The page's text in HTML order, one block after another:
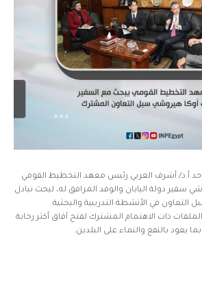
أ.د/ أشرف العربي رئيس معهد التخطيط القومي
سفير دولة اليابان والوفد المرافق له، لبحث تبادل
التعاون في الأنشطة التدريبية والبحثية
ذات الاهتمام المشترك لفتح آفاق أكثر رحابة
يعود بالنفع والنماء على البلدين.